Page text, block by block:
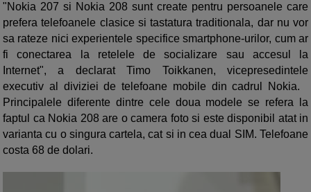
"Nokia 207 si Nokia 208 sunt create pentru persoanele care
prefera telefoanele clasice si tastatura traditionala, dar nu vor
sa rateze nici experientele specifice smartphone-urilor, cum ar
fi conectarea la retelele de socializare sau accesul la
Internet", a declarat Timo Toikkanen, vicepresedintele
executiv al diviziei de telefoane mobile din cadrul Nokia.
Principalele diferente dintre cele doua modele se refera la
faptul ca Nokia 208 are o camera foto si este disponibil atat in
varianta cu o singura cartela, cat si in cea dual SIM. Telefoane
costa 68 de dolari.